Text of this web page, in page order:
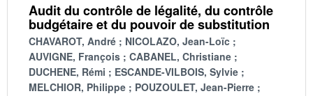
Audit du contrôle de légalité, du contrôle
budgétaire et du pouvoir de substitution
CHAVAROT, André
NICOLAZO, Jean-Loïc
AUVIGNE, François
CABANEL, Christiane
DUCHENE, Rémi
ESCANDE-VILBOIS, Sylvie
MELCHIOR, Philippe
POUZOULET, Jean-Pierre